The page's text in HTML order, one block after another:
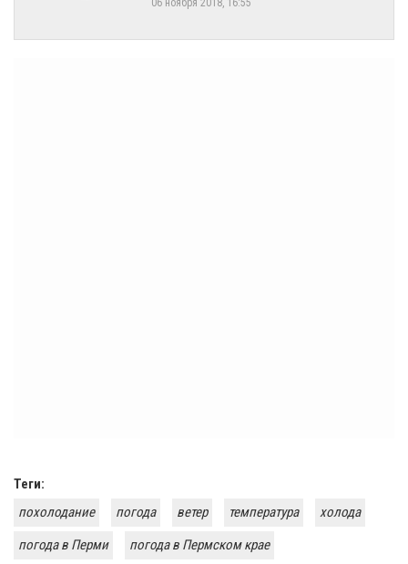
06 ноября 2018, 16:55
Теги:
похолодание
погода ветер температура
холода
погода в Перми
погода в Пермском крае